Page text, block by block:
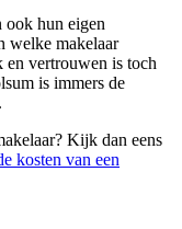
ook hun eigen
welke makelaar
vertrouwen is toch
is immers de
Kijk dan eens
kosten van een